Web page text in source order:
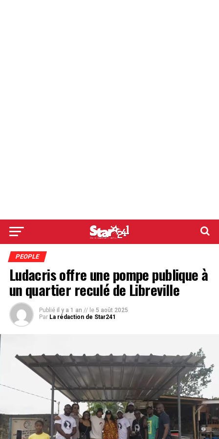
PEOPLE
Ludacris offre une pompe publique à
un quartier reculé de Libreville
Publié il y a 1 an // le 5 août 2025
Par La rédaction de Star241